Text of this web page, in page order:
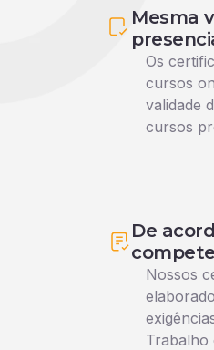
Mesma
Os
cursos
validade
cursos
De
Nossos
Trabalho